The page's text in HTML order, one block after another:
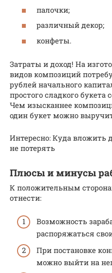
палочки;
различный декор;
конфеты.
Затраты и доход! На
видов композиций
рублей начального
простого сладкого букета
Чем изысканнее
один букет можно
Интересно: Куда вложить
не потерять
Плюсы и минусы
К положительным
отнести:
Возможность
распоряжаться
При постановке
можно выйти на